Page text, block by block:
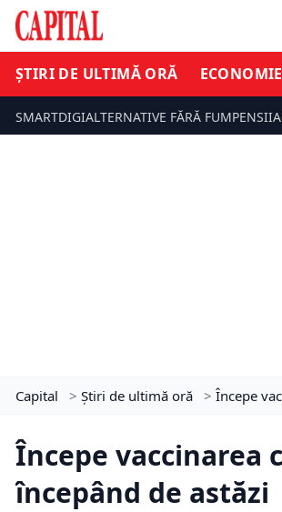
ȘTIRI DE ULTIMĂ ORĂ ECONOMIE
SMARTDIGIALTERNATIVE FĂRĂ FUMPENSII
Capital > Știri de ultimă oră > Începe
Începe vaccinarea
începând de astăzi